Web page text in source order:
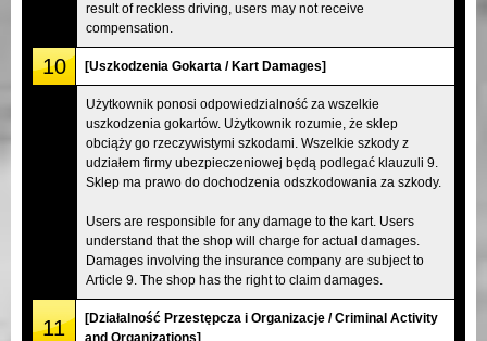
result of reckless driving, users may not receive
compensation.
10 [Uszkodzenia Gokarta / Kart Damages]
Użytkownik ponosi odpowiedzialność za wszelkie
uszkodzenia gokartów. Użytkownik rozumie, że sklep
obciąży go rzeczywistymi szkodami. Wszelkie szkody z
udziałem firmy ubezpieczeniowej będą podlegać klauzuli 9.
Sklep ma prawo do dochodzenia odszkodowania za szkody.
Users are responsible for any damage to the kart. Users
understand that the shop will charge for actual damages.
Damages involving the insurance company are subject to
Article 9. The shop has the right to claim damages.
11
[Działalność Przestępcza i Organizacje / Criminal Activity
and Organizations]